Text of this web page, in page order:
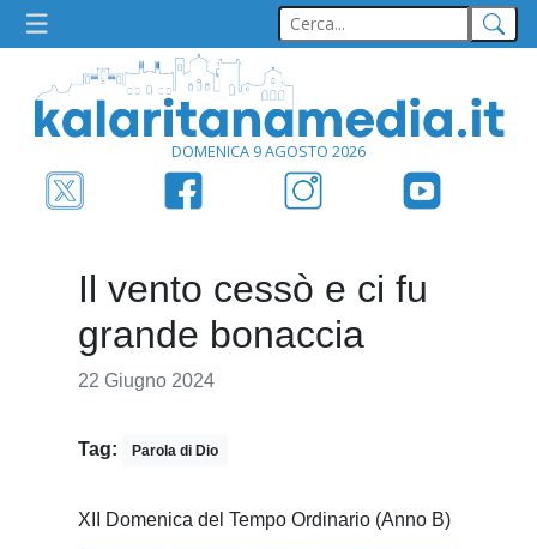
DOMENICA 9 AGOSTO 2026
Il vento cessò e ci fu
grande bonaccia
22 Giugno 2024
Tag: Parola di Dio
XII Domenica del Tempo Ordinario (Anno B)